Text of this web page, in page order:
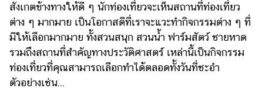
ช้อป
ปิ้ง
รถยนต์
บ้าน
สังเกตข้างทางให้ดี ๆ นักท่องเที่ยวจะเห็นสถานที่ท่องเที่ยว
ต่าง ๆ มากมาย เป็นโอกาสดีที่เราจะแวะทำกิจกรรมต่าง ๆ ที่
มีให้เลือกมากมาย ทั้งสวนสนุก สวนน้ำ ฟาร์มสัตว์ ชายหาด
รวมถึงสถานที่สำคัญทางประวัติศาสตร์ เหล่านี้เป็นกิจกรรม
ท่องเที่ยวที่คุณสามารถเลือกทำได้ตลอดทั้งวันที่ชะอำ
ตัวอย่างเช่น...